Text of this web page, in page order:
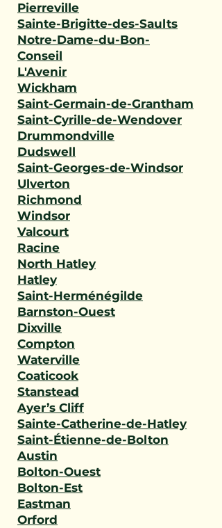
Pierreville
Sainte-Brigitte-des-Saults
Notre-Dame-du-Bon-
Conseil
L'Avenir
Wickham
Saint-Germain-de-Grantham
Saint-Cyrille-de-Wendover
Drummondville
Dudswell
Saint-Georges-de-Windsor
Ulverton
Richmond
Windsor
Valcourt
Racine
North Hatley
Hatley
Saint-Herménégilde
Barnston-Ouest
Dixville
Compton
Waterville
Coaticook
Stanstead
Ayer’s Cliff
Sainte-Catherine-de-Hatley
Saint-Étienne-de-Bolton
Austin
Bolton-Ouest
Bolton-Est
Eastman
Orford